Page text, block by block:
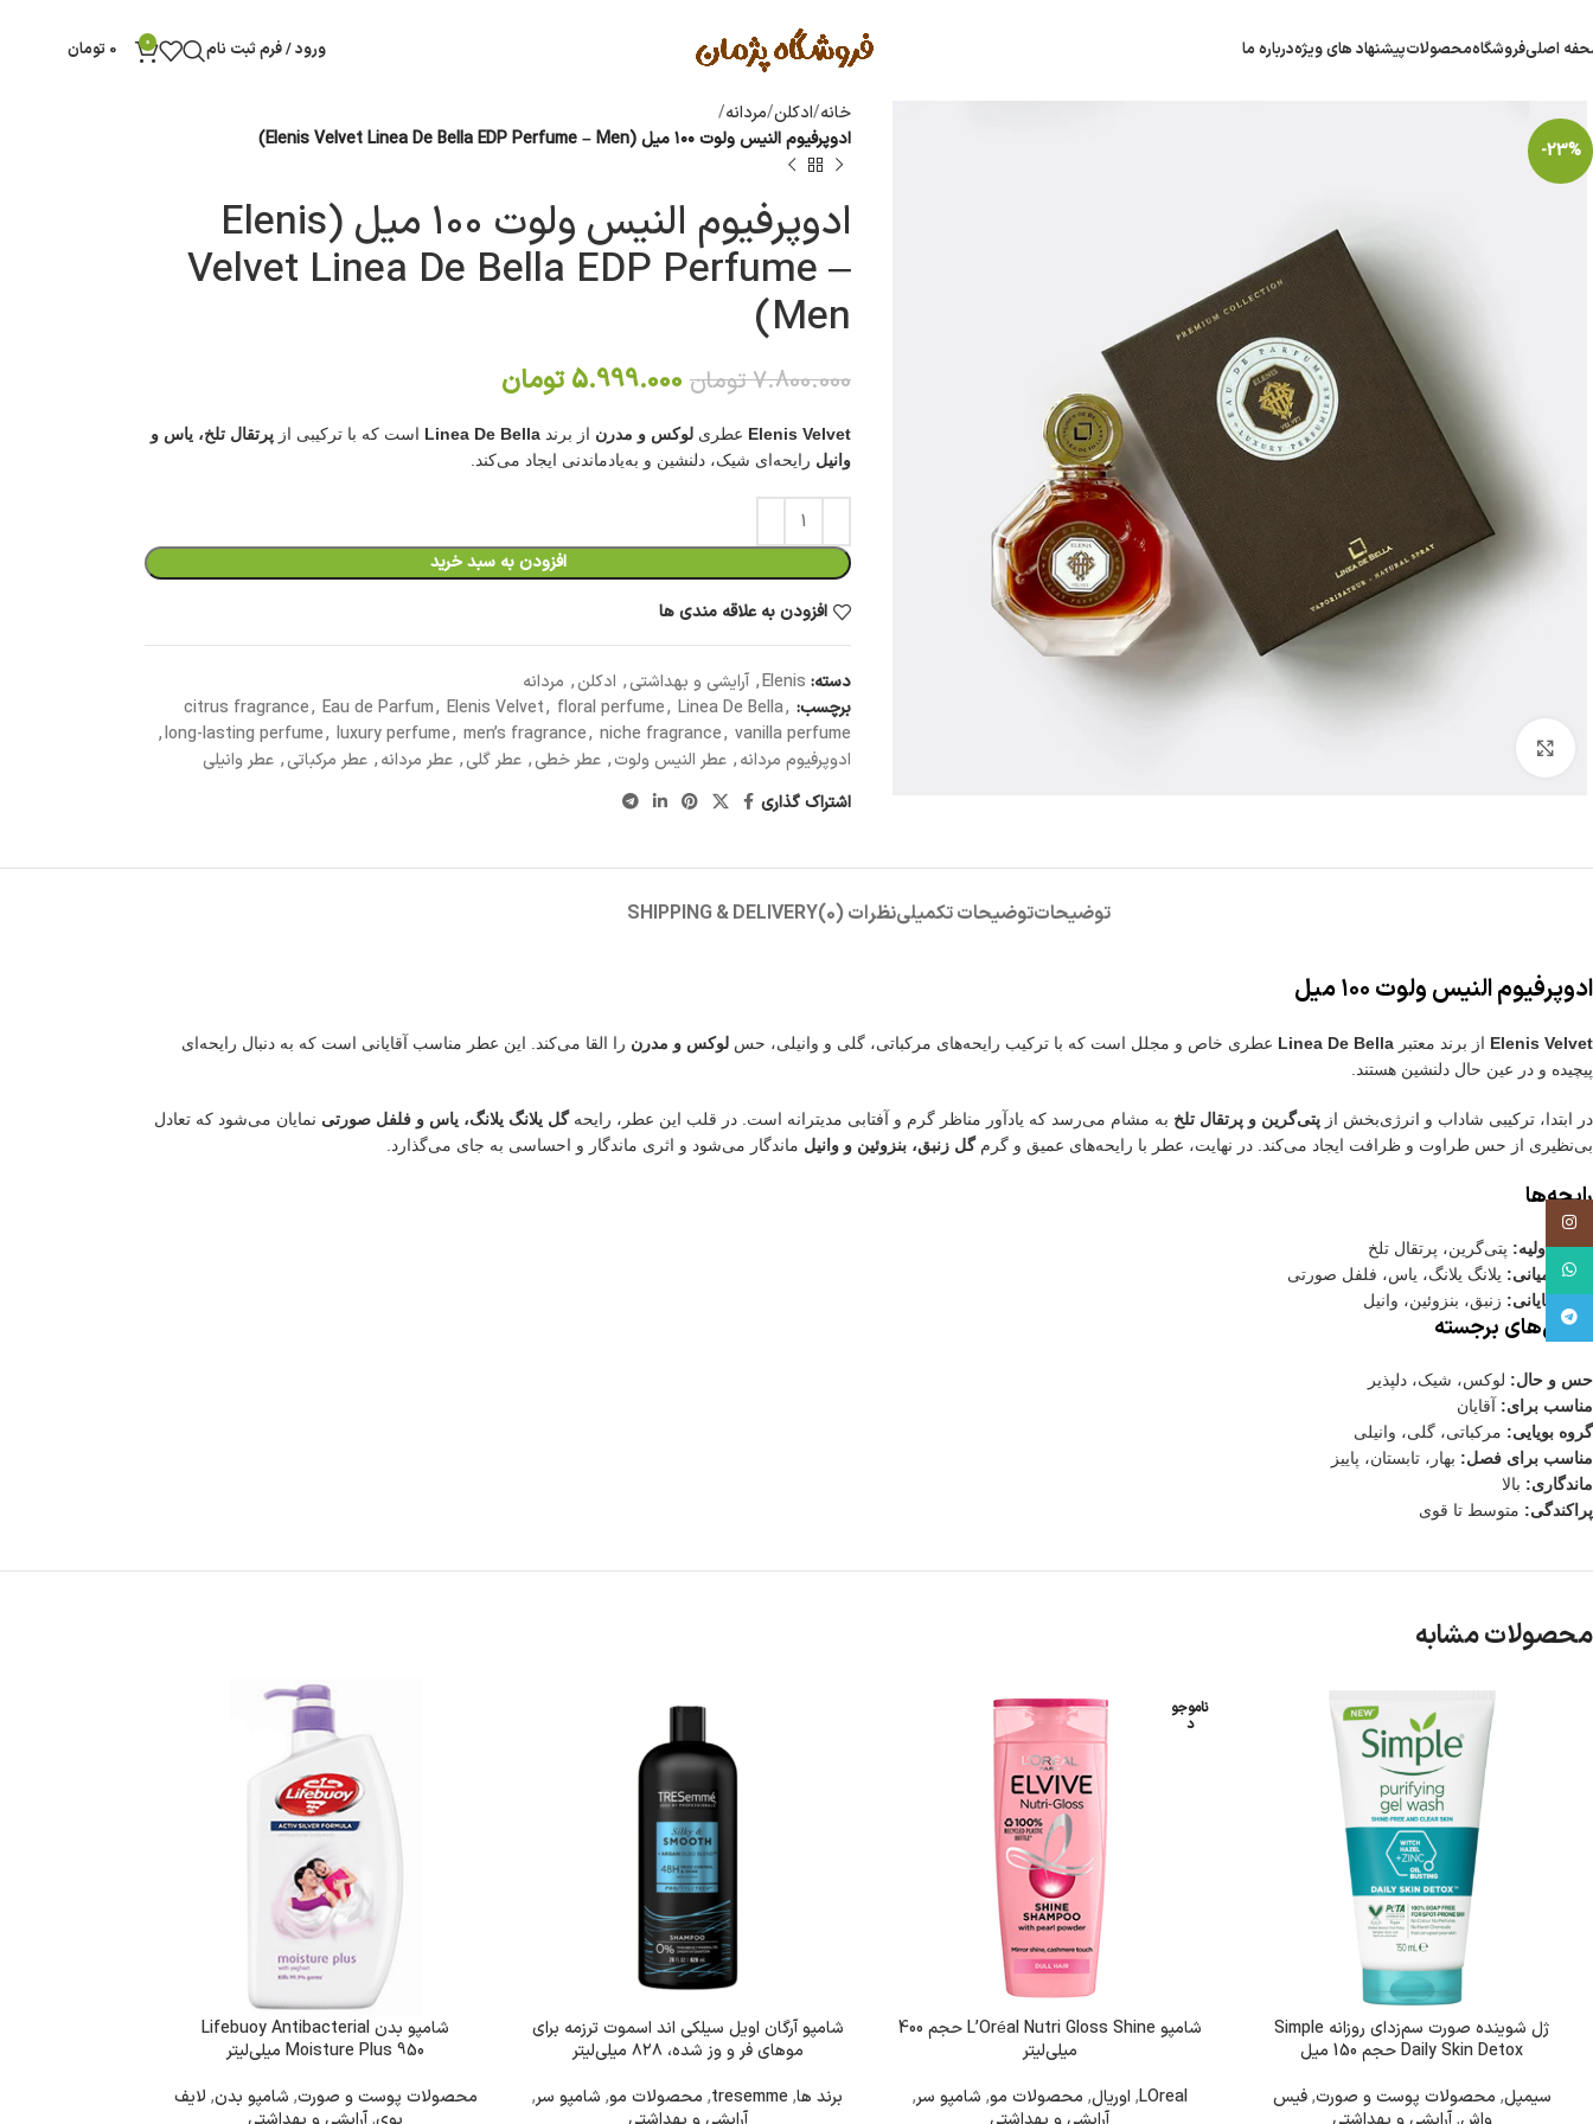
اصلیفروشگاهمحصولات
لینت
پیشنهاد های ویژهدرباره ما ورود / فرم ثبت نام 0
0 تومان
-23%
خانه ادکلن مردانه
ادوپرفیوم النیس ولوت ۱۰۰ میل (Elenis Velvet Linea De Bella EDP Perfume – Men)
ادوپرفیوم النیس ولوت ۱۰۰ میل (Elenis
Velvet Linea De Bella EDP Perfume –
Men)
7.800.000تومان 5.999.000 تومان
Elenis Velvet عطری لوکس و مدرن از برند Linea De Bella است که با ترکیبی از پرتقال تلخ، یاس و
وانیل رایحه‌ای شیک، دلنشین و به‌یادماندنی ایجاد می‌کند.
افزودن به سبد خرید
افزودن به علاقه مندی ها
دسته: Elenis
, آرایشی و بهداشتی, ادکلن, مردانه
برچسب:
citrus fragrance, Eau de Parfum, Elenis Velvet, floral perfume, Linea De Bella,
long-lasting perfume, luxury perfume, men’s fragrance, niche fragrance, vanilla perfume
,
ادوپرفیوم مردانه, عطر النیس ولوت, عطر خطی, عطر گلی, عطر مردانه, عطر مرکباتی, عطر وانیلی
اشتراک گذاری
توضیحاتتوضیحات تکمیلینظرات (0) SHIPPING & DELIVERY
ادوپرفیوم النیس ولوت ۱۰۰ میل
Elenis Velvet از برند معتبر Linea De Bella عطری خاص و مجلل است که با ترکیب رایحه‌های مرکباتی، گلی و وانیلی، حس لوکس و مدرن را القا می‌کند. این عطر مناسب آقایانی است که به دنبال رایحه‌ای
پیچیده و در عین حال دلنشین هستند.
در ابتدا، ترکیبی شاداب و انرژی‌بخش از پتی‌گرین و پرتقال تلخ به مشام می‌رسد که یادآور مناظر گرم و آفتابی مدیترانه است. در قلب این عطر، رایحهگل یلانگ یلانگ، یاس و فلفل صورتی نمایان می‌شود که تعادل
بی‌نظیری از حس طراوت و ظرافت ایجاد می‌کند. در نهایت، عطر با رایحه‌های عمیق و گرمگل زنبق، بنزوئین و وانیل ماندگار می‌شود و اثری ماندگار و احساسی به جای می‌گذارد.
رایحه‌ها
رایحه اولیه: پتی‌گرین، پرتقال تلخ
رایحه میانی: یلانگ یلانگ، یاس، فلفل صورتی
رایحه پایانی: زنبق، بنزوئین، وانیل
ویژگی‌های برجسته
حس و حال: لوکس، شیک، دلپذیر
مناسب برای: آقایان
گروه بویایی: مرکباتی، گلی، وانیلی
مناسب برای فصل: بهار، تابستان، پاییز
ماندگاری: بالا
پراکندگی: متوسط تا قوی
محصولات مشابه
ژل شوینده صورت سم‌زدای روزانه Simple
Daily Skin Detox حجم 150 میل
سیمپل, محصولات پوست و صورت,فیس
ناموجو
د
شامپو L’Oréal Nutri Gloss Shine حجم 400
میلی‌لیتر
LOreal
, اوریال, محصولات مو, شامپو سر,
شامپو آرگان اویل سیلکی اند اسموت ترزمه برای
موهای فر و وز شده، ۸۲۸ میلی‌لیتر
برند ها,
tresemme
, محصولات مو, شامپو سر,
شامپو بدن Lifebuoy Antibacterial
Moisture Plus 950 میلی‌لیتر
محصولات پوست و صورت, شامپو بدن, لایف
واتس آپ
تلگرام